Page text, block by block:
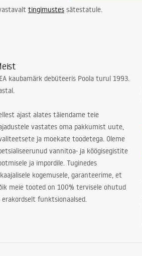
tingimustes sätestatule.
kaubamärk debüteeris Poola turul 1993.
ajast alates täiendame teie
vastates oma pakkumist uute,
ja moekate toodetega. Oleme
vannitoa- ja köögisegistite
ja impordile. Tuginedes
kogemusele, garanteerime, et
meie tooted on 100% tervisele ohutud
erakordselt funktsionaalsed.